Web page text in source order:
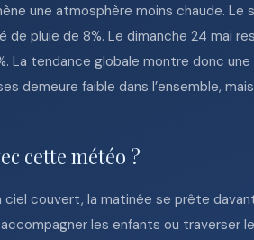
une atmosphère moins chaude. Le
de pluie de 8%. Le dimanche 24 mai
La tendance globale montre donc
demeure faible dans l’ensemble,
cette météo ?
ciel couvert, la matinée se prête
les enfants ou traverser